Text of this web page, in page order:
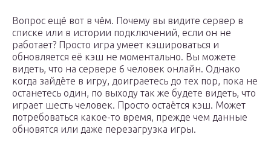
Вопрос ещё вот в чём. Почему вы видите сервер в
списке или в истории подключений, если он не
работает? Просто игра умеет кэшироваться и
обновляется её кэш не моментально. Вы можете
видеть, что на сервере 6 человек онлайн. Однако
когда зайдёте в игру, доиграетесь до тех пор, пока не
останетесь один, по выходу так же будете видеть, что
играет шесть человек. Просто остаётся кэш. Может
потребоваться какое-то время, прежде чем данные
обновятся или даже перезагрузка игры.